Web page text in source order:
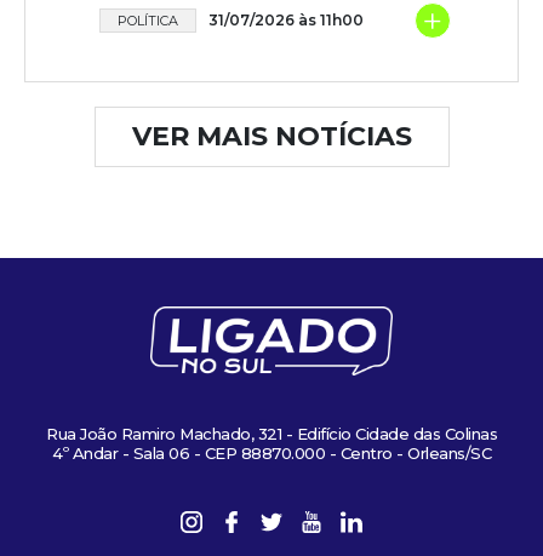
POLÍTICA 31/07/2026 às 11h00 +
VER MAIS NOTÍCIAS
Rua João Ramiro Machado, 321 - Edifício Cidade das Colinas
4º Andar - Sala 06 - CEP 88870.000 - Centro - Orleans/SC